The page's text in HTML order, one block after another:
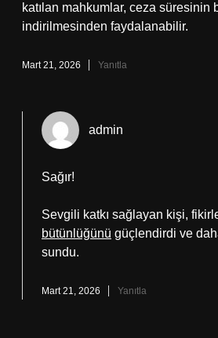
katılan mahkumlar, ceza süresinin
indirilmesinden faydalanabilir.
Mart 21, 2026 Yanıtla
admin
Sağır!
Sevgili katkı sağlayan kişi,
bütünlüğünü güçlendirdi ve
sundu.
Mart 21, 2026 Yanıtla